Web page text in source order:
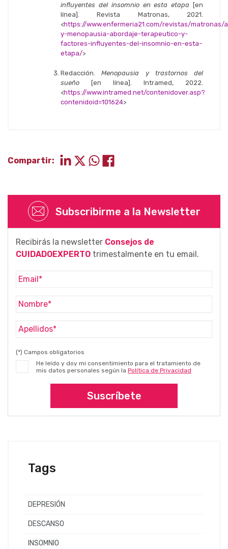
influyentes del insomnio en esta etapa [en
línea]. Revista Matronas, 2021.
<https://www.enfermeria21.com/revistas/matronas/
y-menopausia-abordaje-terapeutico-y-
factores-influyentes-del-insomnio-en-esta-
etapa/>
Redacción.Menopausia y trastornos del
sueño [en línea]. Intramed, 2022.
<https://www.intramed.net/contenidover.asp?
contenidoid=101624>
Compartir:
Subscribirme a la Newsletter
Recibirás la newsletter Consejos de
CUIDADOEXPERTO trimestalmente en tu email.
(*) Campos obligatorios
He leído y doy mi consentimiento para el tratamiento de
mis datos personales según la Política de Privacidad
Suscríbete
Tags
DEPRESIÓN
DESCANSO
INSOMNIO